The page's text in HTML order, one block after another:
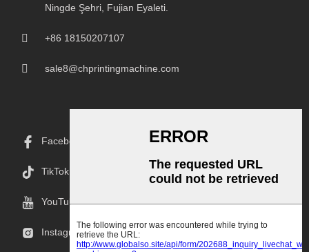
Ningde Şehri, Fujian Eyaleti.
+86 18150207107
sale8@chprintingmachine.com
Facebook
TikTok
YouTube
Instagram